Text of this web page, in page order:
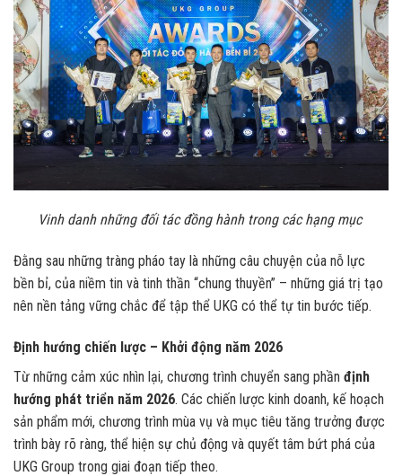
Vinh danh những đối tác đồng hành trong các hạng mục
Đằng sau những tràng pháo tay là những câu chuyện của nỗ lực
bền bỉ, của niềm tin và tinh thần “chung thuyền” – những giá trị tạo
nên nền tảng vững chắc để tập thể UKG có thể tự tin bước tiếp.
Định hướng chiến lược – Khởi động năm 2026
Từ những cảm xúc nhìn lại, chương trình chuyển sang phần định
hướng phát triển năm 2026. Các chiến lược kinh doanh, kế hoạch
sản phẩm mới, chương trình mùa vụ và mục tiêu tăng trưởng được
trình bày rõ ràng, thể hiện sự chủ động và quyết tâm bứt phá của
UKG Group trong giai đoạn tiếp theo.